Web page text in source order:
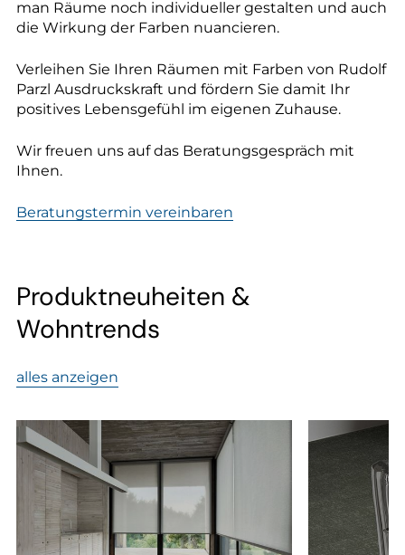
--
man Räume noch individueller gestalten und auch
die Wirkung der Farben nuancieren.
Verleihen Sie Ihren Räumen mit Farben von Rudolf
Parzl Ausdruckskraft und fördern Sie damit Ihr
positives Lebensgefühl im eigenen Zuhause.
Wir freuen uns auf das Beratungsgespräch mit
Ihnen.
Beratungstermin vereinbaren
Produktneuheiten &
Wohntrends
alles anzeigen